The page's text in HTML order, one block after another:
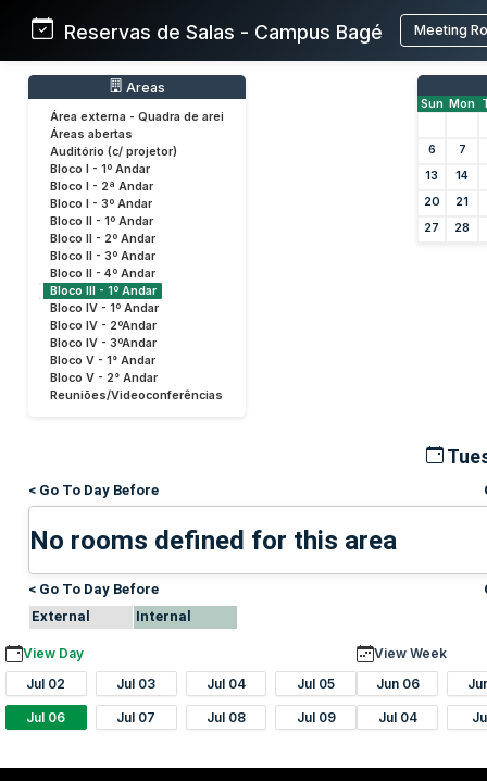
Reservas de Salas - Campus Bagé Meeting
Areas
Área externa - Quadra de arei
Áreas abertas
Auditório (c/ projetor)
Bloco I - 1º Andar
Bloco I - 2ª Andar
Bloco I - 3º Andar
Bloco II - 1º Andar
Bloco II - 2º Andar
Bloco II - 3º Andar
Bloco II - 4º Andar
Bloco III - 1º Andar
Bloco IV - 1º Andar
Bloco IV - 2ºAndar
Bloco IV - 3ºAndar
Bloco V - 1° Andar
Bloco V - 2° Andar
Reuniões/Videoconferências
Sun Mon
6
7
13
14
20
21
27
28
< Go To Day Before
No rooms defined for this area
< Go To Day Before
External
Internal
View Day
Jul 02
Jul 03 Jul 04 Jul 05
Jul 06 Jul 07 Jul 08 Jul 09
View Week
Jun 06
Jul 04